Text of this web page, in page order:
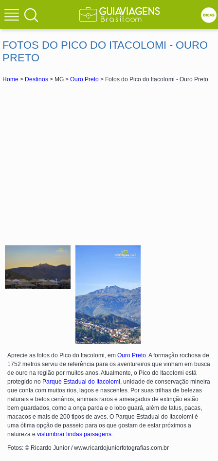
FOTOS DO PICO DO ITACOLOMI - OURO
PRETO
Home > Destinos > MG > Ouro Preto > Fotos do Pico do Itacolomi - Ouro Preto
Aprecie as fotos do Pico do Itacolomi, em Ouro Preto. A formação rochosa de
1752 metros serviu de referência para os aventureiros que vinham em busca
de ouro na região por muitos anos. Atualmente, o Pico do Itacolomi está
protegido no Parque Estadual do Itacolomi, unidade de conservação mineira
que conta com muitos rios, lagos e nascentes. Por suas trilhas de belezas
naturais e belos cenários, animais raros e ameaçados de extinção estão
bem guardados, como a onça parda e o lobo guará, além de tatus, pacas,
macacos e mais de 200 tipos de aves. O Parque Estadual do Itacolomi é
uma ótima opção de passeio para os que gostam de estar próximos a
natureza e vislumbrar lindas paisagens.
Fotos: © Ricardo Junior / www.ricardojuniorfotografias.com.br